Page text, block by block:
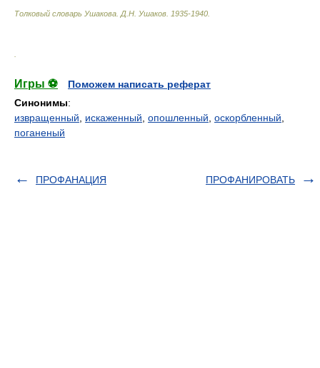
Толковый словарь Ушакова Д.Н. Ушаков. 1935-1940
Игры ⚽
Поможем написать реферат
Синонимы:
извращенный
искаженный опошленный оскорбленный
поганеный
ПРОФАНАЦИЯ ПРОФАНИРОВАТЬ